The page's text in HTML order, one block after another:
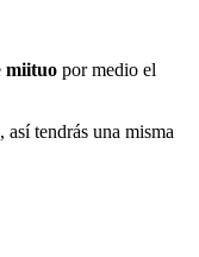
miituo por medio el
tendrás una misma